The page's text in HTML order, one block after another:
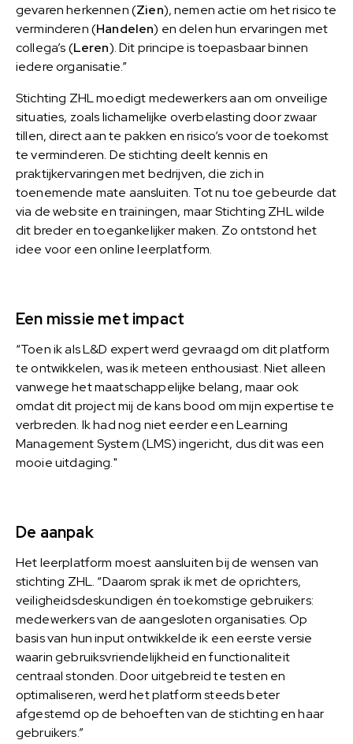
gevaren herkennen (Zien), nemen actie om het risico te
verminderen (Handelen) en delen hun ervaringen met
collega’s (Leren). Dit principe is toepasbaar binnen
iedere organisatie.”
Stichting ZHL moedigt medewerkers aan om onveilige
situaties, zoals lichamelijke overbelasting door zwaar
tillen, direct aan te pakken en risico’s voor de toekomst
te verminderen. De stichting deelt kennis en
praktijkervaringen met bedrijven, die zich in
toenemende mate aansluiten. Tot nu toe gebeurde dat
via de website en trainingen, maar Stichting ZHL wilde
dit breder en toegankelijker maken. Zo ontstond het
idee voor een online leerplatform.
Een missie met impact
“Toen ik als L&D expert werd gevraagd om dit platform
te ontwikkelen, was ik meteen enthousiast. Niet alleen
vanwege het maatschappelijke belang, maar ook
omdat dit project mij de kans bood om mijn expertise te
verbreden. Ik had nog niet eerder een Learning
Management System (LMS) ingericht, dus dit was een
mooie uitdaging."
De aanpak
Het leerplatform moest aansluiten bij de wensen van
stichting ZHL. “Daarom sprak ik met de oprichters,
veiligheidsdeskundigen én toekomstige gebruikers:
medewerkers van de aangesloten organisaties. Op
basis van hun input ontwikkelde ik een eerste versie
waarin gebruiksvriendelijkheid en functionaliteit
centraal stonden. Door uitgebreid te testen en
optimaliseren, werd het platform steeds beter
afgestemd op de behoeften van de stichting en haar
gebruikers.”